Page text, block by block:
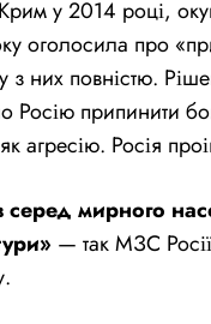
у 2014 році,
оголосила про
них повністю.
Росію припинити
агресію. Росія
серед мирного
— так МЗС